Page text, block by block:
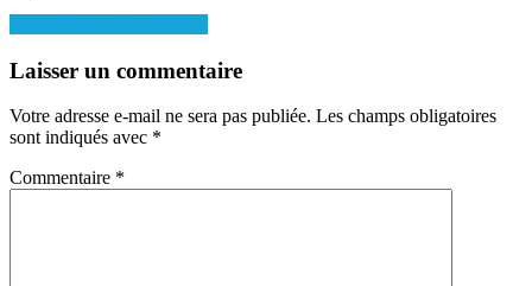
Navigation
de
Laisser un commentaire
Votre adresse e-mail ne sera pas publiée. Les champs obligatoires
sont indiqués avec *
Commentaire *